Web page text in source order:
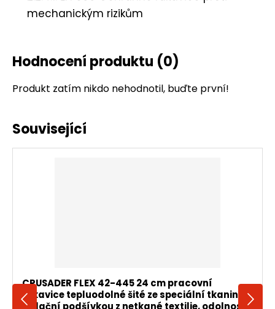
mechanickým rizikům
Hodnocení produktu (0)
Produkt zatím nikdo nehodnotil, buďte první!
Související
CRUSADER FLEX 42-445 24 cm pracovní
rukavice tepluodolné šité ze speciální tkaniny s
izolační podšívkou z netkané textilie, odolností